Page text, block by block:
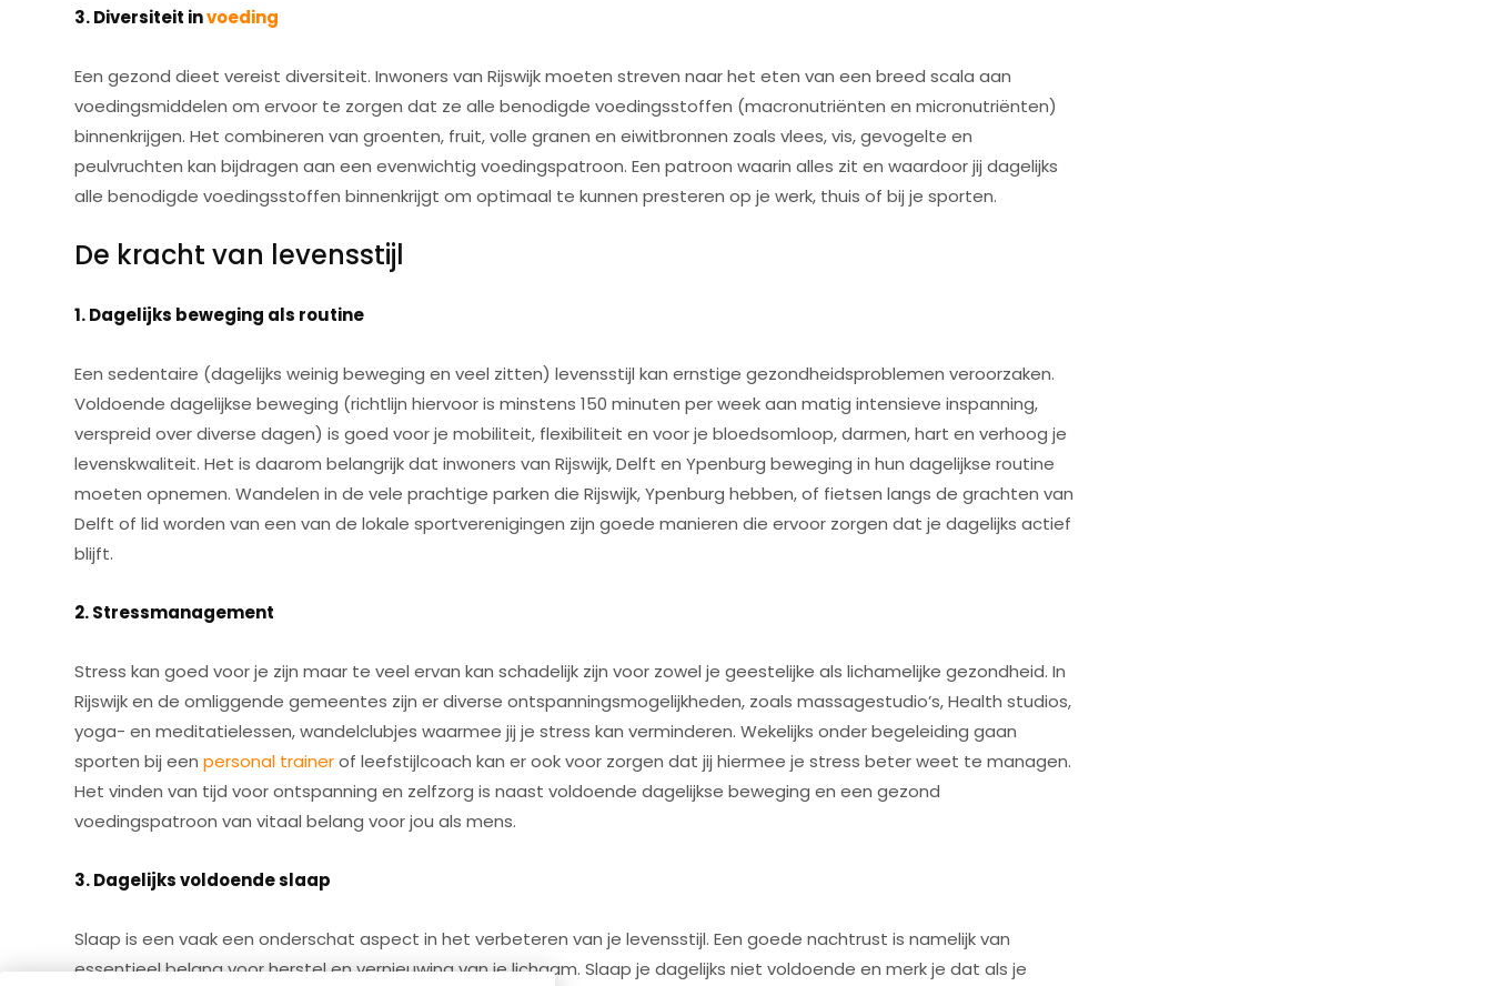
3. Diversiteit invoeding
Een gezond dieet vereist diversiteit. Inwoners van Rijswijk moeten streven naar het eten van een breed scala aan
voedingsmiddelen om ervoor te zorgen dat ze alle benodigde voedingsstoffen (macronutriënten en micronutriënten)
binnenkrijgen. Het combineren van groenten, fruit, volle granen en eiwitbronnen zoals vlees, vis, gevogelte en
peulvruchten kan bijdragen aan een evenwichtig voedingspatroon. Een patroon waarin alles zit en waardoor jij dagelijks
alle benodigde voedingsstoffen binnenkrijgt om optimaal te kunnen presteren op je werk, thuis of bij je sporten.
De kracht van levensstijl
1. Dagelijks beweging als routine
Een sedentaire (dagelijks weinig beweging en veel zitten) levensstijl kan ernstige gezondheidsproblemen veroorzaken.
Voldoende dagelijkse beweging (richtlijn hiervoor is minstens 150 minuten per week aan matig intensieve inspanning,
verspreid over diverse dagen) is goed voor je mobiliteit, flexibiliteit en voor je bloedsomloop, darmen, hart en verhoog je
levenskwaliteit. Het is daarom belangrijk dat inwoners van Rijswijk, Delft en Ypenburg beweging in hun dagelijkse routine
moeten opnemen. Wandelen in de vele prachtige parken die Rijswijk, Ypenburg hebben, of fietsen langs de grachten van
Delft of lid worden van een van de lokale sportverenigingen zijn goede manieren die ervoor zorgen dat je dagelijks actief
blijft.
2. Stressmanagement
Stress kan goed voor je zijn maar te veel ervan kan schadelijk zijn voor zowel je geestelijke als lichamelijke gezondheid. In
Rijswijk en de omliggende gemeentes zijn er diverse ontspanningsmogelijkheden, zoals massagestudio’s, Health studios,
yoga- en meditatielessen, wandelclubjes waarmee jij je stress kan verminderen. Wekelijks onder begeleiding gaan
sporten bij een personal trainerof leefstijlcoach kan er ook voor zorgen dat jij hiermee je stress beter weet te managen.
Het vinden van tijd voor ontspanning en zelfzorg is naast voldoende dagelijkse beweging en een gezond
voedingspatroon van vitaal belang voor jou als mens.
3. Dagelijks voldoende slaap
Slaap is een vaak een onderschat aspect in het verbeteren van je levensstijl. Een goede nachtrust is namelijk van
essentieel belang voor herstel en vernieuwing van je lichaam. Slaap je dagelijks niet voldoende en merk je dat als je